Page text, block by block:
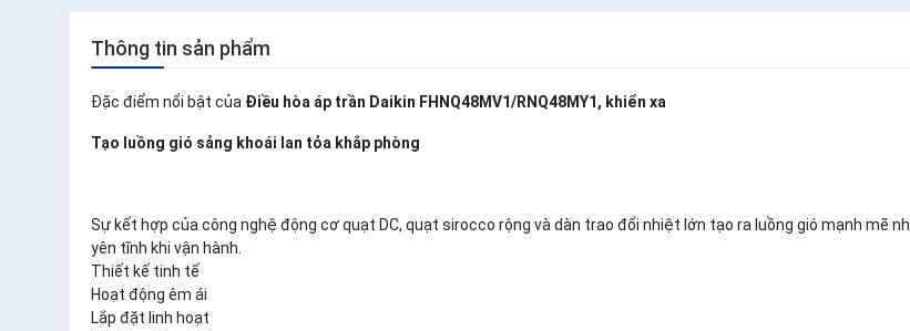
Thông tin sản phẩm
Đặc điểm nổi bật của Điều hòa áp trần Daikin FHNQ48MV1/RNQ48MY1, khiển xa
Tạo luồng gió sảng khoái lan tỏa khắp phòng
Sự kết hợp của công nghệ động cơ quạt DC, quạt sirocco rộng và dàn trao đổi nhiệt lớn tạo ra luồng gió mạnh mẽ
yên tĩnh khi vận hành.
Thiết kế tinh tế
Hoạt động êm ái
Lắp đặt linh hoạt